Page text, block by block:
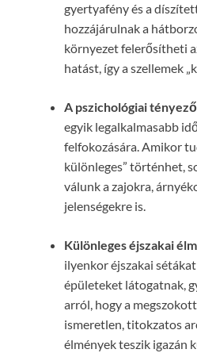
gyertyafény és a
hozzájárulnak a
környezet felerősítheti
hatást, így a szellemek
A pszichológiai
egyik legalkalmasabb
felfokozására. Amikor
különleges” történhet,
válunk a zajokra,
jelenségekre is.
Különleges éjszakai
ilyenkor éjszakai
épületeket látogatnak,
arról, hogy a
ismeretlen, titokzatos
élmények teszik igazán